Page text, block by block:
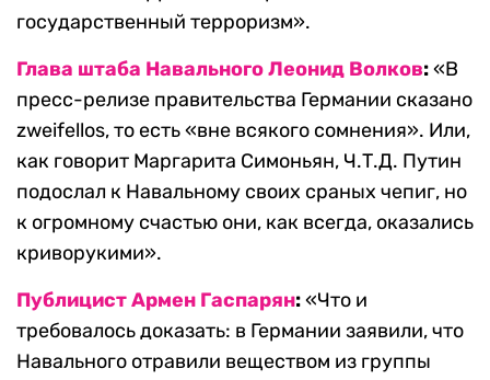
государственный терроризм».
Глава штаба Навального Леонид Волков:«В
пресс-релизе правительства Германии сказано
zweifellos, то есть «вне всякого сомнения». Или,
как говорит Маргарита Симоньян, Ч.Т.Д. Путин
подослал к Навальному своих сраных чепиг, но
к огромному счастью они, как всегда, оказались
криворукими».
Публицист Армен Гаспарян:«Что и
требовалось доказать: в Германии заявили, что
Навального отравили веществом из группы